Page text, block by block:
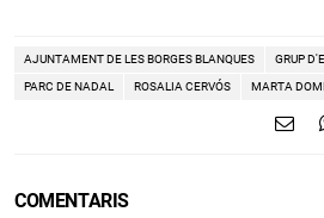
AJUNTAMENT DE LES BORGES BLANQUES GRUP
PARC DE NADAL ROSALIA CERVÓS MARTA
COMENTARIS